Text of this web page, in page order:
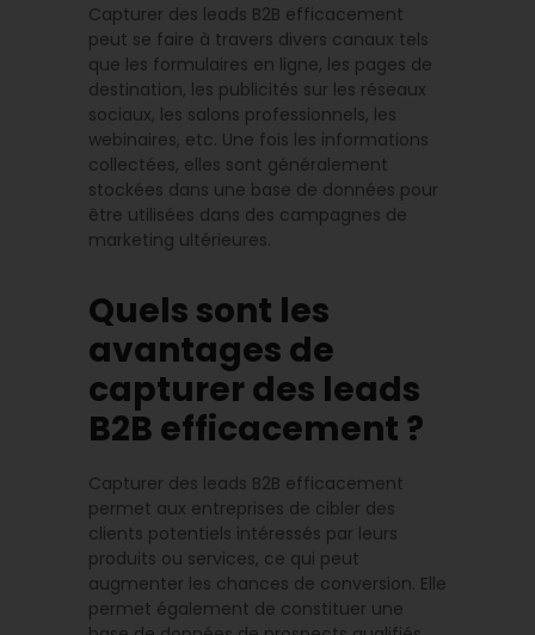
Capturer des leads B2B efficacement
peut se faire à travers divers canaux tels
que les formulaires en ligne, les pages de
destination, les publicités sur les réseaux
sociaux, les salons professionnels, les
webinaires, etc. Une fois les informations
collectées, elles sont généralement
stockées dans une base de données pour
être utilisées dans des campagnes de
marketing ultérieures.
Quels sont les
avantages de
capturer des leads
B2B efficacement ?
Capturer des leads B2B efficacement
permet aux entreprises de cibler des
clients potentiels intéressés par leurs
produits ou services, ce qui peut
augmenter les chances de conversion. Elle
permet également de constituer une